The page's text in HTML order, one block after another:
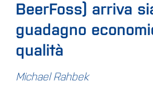
BeerFoss) arriva
guadagno
qualità
Michael Rahbek